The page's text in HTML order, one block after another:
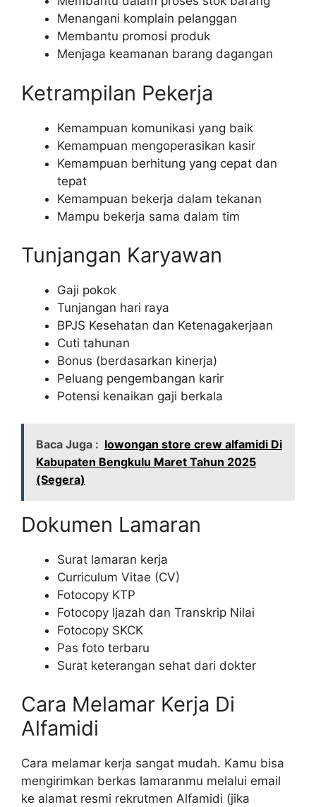
Menangani komplain pelanggan
Membantu promosi produk
Menjaga keamanan barang dagangan
Ketrampilan Pekerja
Kemampuan komunikasi yang baik
Kemampuan mengoperasikan kasir
Kemampuan berhitung yang cepat dan
tepat
Kemampuan bekerja dalam tekanan
Mampu bekerja sama dalam tim
Tunjangan Karyawan
Gaji pokok
Tunjangan hari raya
BPJS Kesehatan dan Ketenagakerjaan
Cuti tahunan
Bonus (berdasarkan kinerja)
Peluang pengembangan karir
Potensi kenaikan gaji berkala
Baca Juga : lowongan store crew alfamidi Di
Kabupaten Bengkulu Maret Tahun 2025
(Segera)
Dokumen Lamaran
Surat lamaran kerja
Curriculum Vitae (CV)
Fotocopy KTP
Fotocopy Ijazah dan Transkrip Nilai
Fotocopy SKCK
Pas foto terbaru
Surat keterangan sehat dari dokter
Cara Melamar Kerja Di
Alfamidi
Cara melamar kerja sangat mudah. Kamu bisa
mengirimkan berkas lamaranmu melalui email
ke alamat resmi rekrutmen Alfamidi (jika